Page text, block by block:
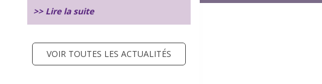
>> Lire la suite
VOIR TOUTES LES ACTUALITÉS